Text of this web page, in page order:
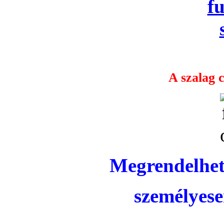
A szalag